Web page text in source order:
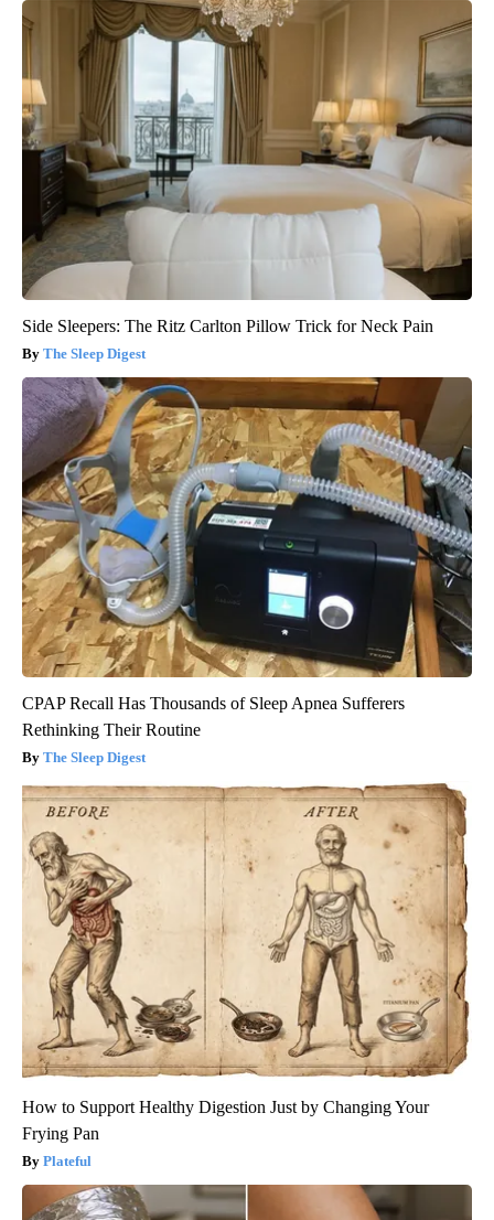
Side Sleepers: The Ritz Carlton Pillow Trick for Neck Pain
The Sleep Digest
CPAP Recall Has Thousands of Sleep Apnea Sufferers
Rethinking Their Routine
The Sleep Digest
How to Support Healthy Digestion Just by Changing Your
Frying Pan
Plateful